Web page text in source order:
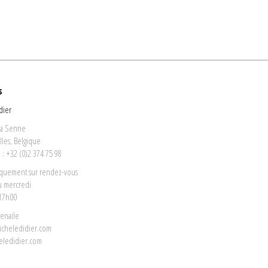
Senne
Belgique
+32 (0)2 374 75 98
sur rendez-vous
mercredi